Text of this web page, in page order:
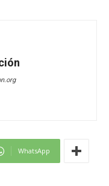
WhatsApp